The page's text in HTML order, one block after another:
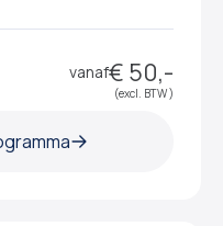
vanaf€ 50,-
(excl. BTW )